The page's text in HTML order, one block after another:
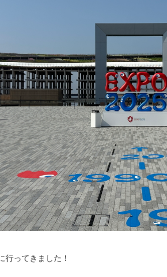
行ってきました！